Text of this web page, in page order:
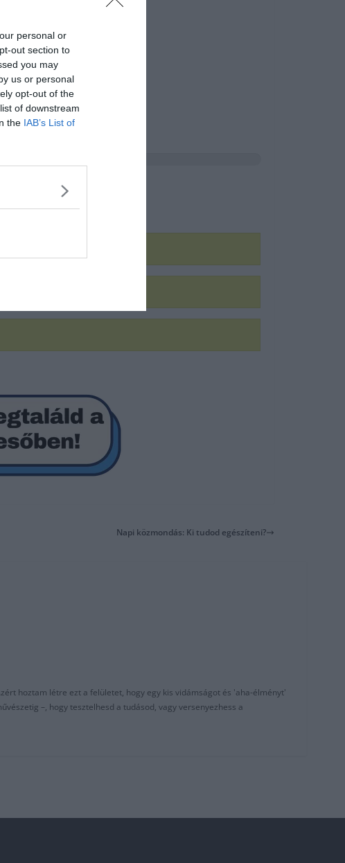
personal or
out section to
you may
us or personal
opt-out of the
of downstream
the IAB’s List of
Napi közmondás: Ki tudod egészíteni?
hoztam létre ezt a felületet, hogy egy kis vidámságot és 'aha-élményt'
–, hogy tesztelhesd a tudásod, vagy versenyezhess a